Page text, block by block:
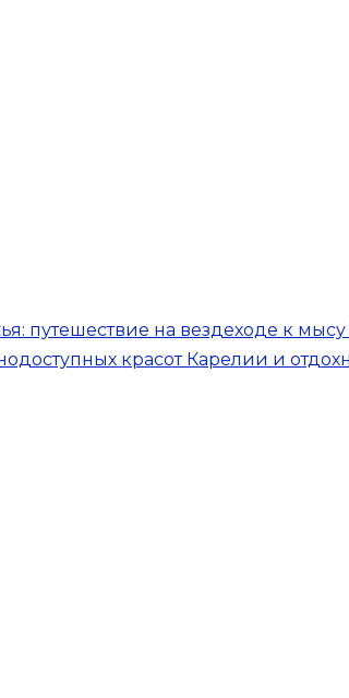
путешествие на вездеходе к
красот Карелии и